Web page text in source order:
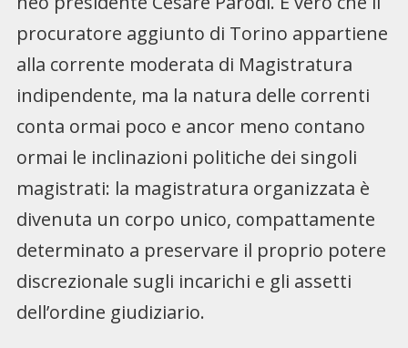
procuratore aggiunto di Torino appartiene
alla corrente moderata di Magistratura
indipendente, ma la natura delle correnti
conta ormai poco e ancor meno contano
ormai le inclinazioni politiche dei singoli
magistrati: la magistratura organizzata è
divenuta un corpo unico, compattamente
determinato a preservare il proprio potere
discrezionale sugli incarichi e gli assetti
dell’ordine giudiziario.